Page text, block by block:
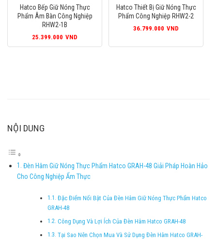
Hatco Bếp Giữ Nóng Thực
Phẩm Âm Bàn Công Nghiệp
RHW2-1B
25.399.000 VND
Hatco Thiết Bị Giữ Nóng Thực
Phẩm Công Nghiệp RHW2-2
36.799.000 VND
NỘI DUNG
Đèn Hâm Giữ Nóng Thực Phẩm Hatco GRAH-48 Giải Pháp Hoàn Hảo
Cho Công Nghiệp Ẩm Thực
Đặc Điểm Nổi Bật Của Đèn Hâm Giữ Nóng Thực Phẩm Hatco
GRAH-48
Công Dụng Và Lợi Ích Của Đèn Hâm Hatco GRAH-48
Tại Sao Nên Chọn Mua Và Sử Dụng Đèn Hâm Hatco GRAH-